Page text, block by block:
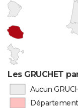
Les GRUCHET
Aucun
Département